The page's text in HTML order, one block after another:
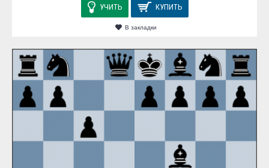
УЧИТЬ КУПИТЬ
В закладки